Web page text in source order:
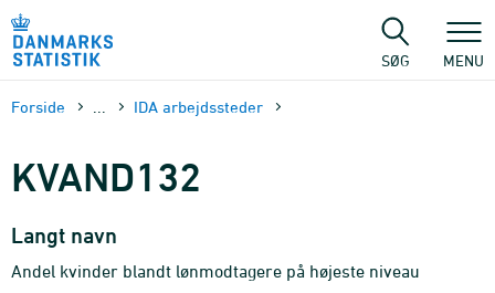
sidens
SØG MENU
Forside IDA arbejdssteder
KVAND132
Langt navn
Andel kvinder blandt lønmodtagere på højeste niveau